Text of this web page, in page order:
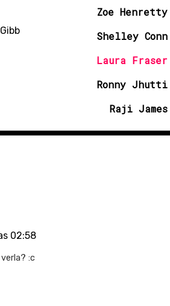
Zoe Henretty
Shelley Conn
Laura Fraser
Ronny Jhutti
Raji James
02:58
:c